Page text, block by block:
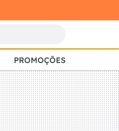
PROMOÇÕES